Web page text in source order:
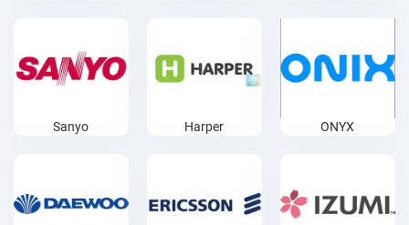
Sanyo Harper ONYX